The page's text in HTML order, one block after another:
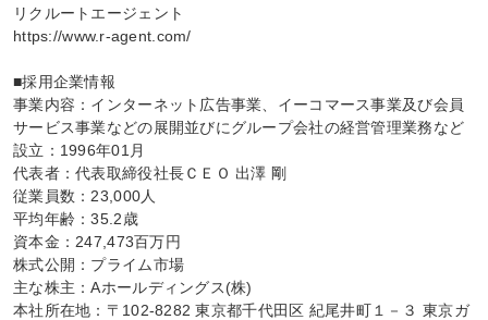
リクルートエージェント
https://www.r-agent.com/
■採用企業情報
事業内容：インターネット広告事業、イーコマース事業及び会員
サービス事業などの展開並びにグループ会社の経営管理業務など
設立：1996年01月
代表者：代表取締役社長ＣＥＯ 出澤 剛
従業員数：23,000人
平均年齢：35.2歳
資本金：247,473百万円
株式公開：プライム市場
主な株主：Aホールディングス(株)
本社所在地：〒102-8282 東京都千代田区 紀尾井町１－３ 東京ガ